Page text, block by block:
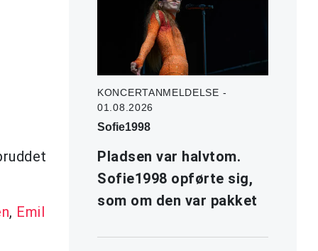
, Emil
KONCERTANMELDELSE -
01.08.2026
Sofie1998
Pladsen var halvtom.
Sofie1998 opførte sig,
som om den var pakket